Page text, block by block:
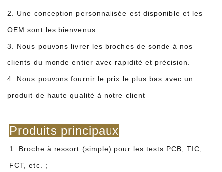
2. Une conception personnalisée est disponible et les
OEM sont les bienvenus.
3. Nous pouvons livrer les broches de sonde à nos
clients du monde entier avec rapidité et précision.
4. Nous pouvons fournir le prix le plus bas avec un
produit de haute qualité à notre client
Produits principaux
1. Broche à ressort (simple) pour les tests PCB, TIC,
FCT, etc. ;